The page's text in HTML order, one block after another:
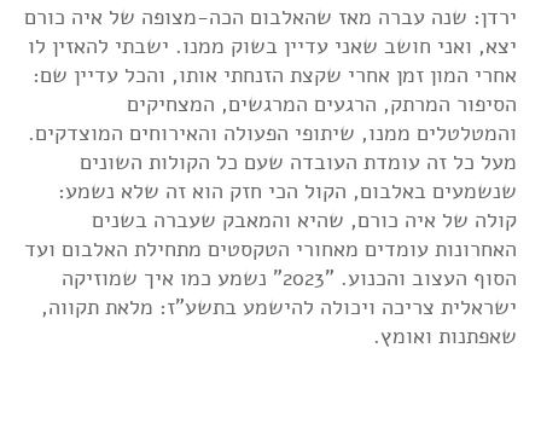
ירדן: שנה עברה מאז שהאלבום הכה-מצופה של איה כורם
יצא, ואני חושב שאני עדיין בשוק ממנו. ישבתי להאזין לו
אחרי המון זמן אחרי שקצת הזנחתי אותו, והכל עדיין שם:
הסיפור המרתק, הרגעים המרגשים, המצחיקים
והמטלטלים ממנו, שיתופי הפעולה והאירוחים המוצדקים.
מעל כל זה עומדת העובדה שעם כל הקולות השונים
שנשמעים באלבום, הקול הכי חזק הוא זה שלא נשמע:
קולה של איה כורם, שהיא והמאבק שעברה בשנים
האחרונות עומדים מאחורי הטקסטים מתחילת האלבום ועד
הסוף העצוב והכנוע. "2023" נשמע כמו איך שמוזיקה
ישראלית צריכה ויכולה להישמע בתשע"ז: מלאת תקווה,
שאפתנות ואומץ.